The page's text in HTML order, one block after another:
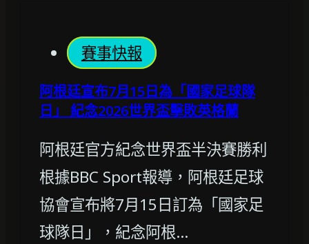
賽事快報
阿根廷宣布7月15日為「國家足球隊
日」 紀念2026世界盃擊敗英格蘭
阿根廷官方紀念世界盃半決賽勝利
根據BBC Sport報導，阿根廷足球
協會宣布將7月15日訂為「國家足
球隊日」，紀念阿根…